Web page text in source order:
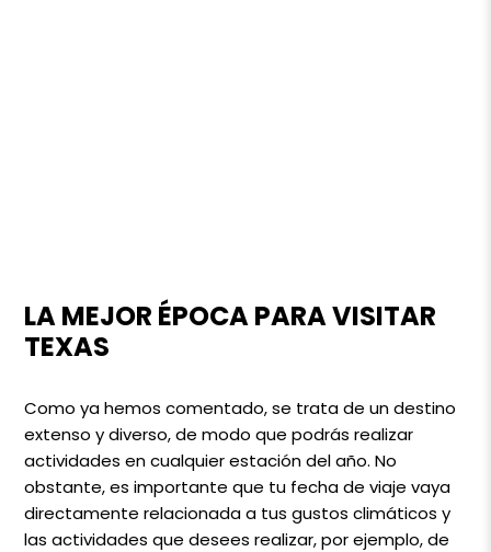
LA MEJOR ÉPOCA PARA VISITAR
TEXAS
Como ya hemos comentado, se trata de un destino
extenso y diverso, de modo que podrás realizar
actividades en cualquier estación del año. No
obstante, es importante que tu fecha de viaje vaya
directamente relacionada a tus gustos climáticos y
las actividades que desees realizar, por ejemplo, de